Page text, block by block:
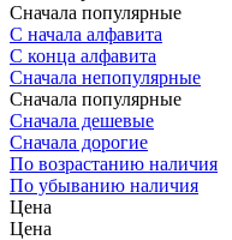
Сначала популярные
С начала алфавита
С конца алфавита
Сначала непопулярные
Сначала популярные
Сначала дешевые
Сначала дорогие
По возрастанию наличия
По убыванию наличия
Цена
Цена